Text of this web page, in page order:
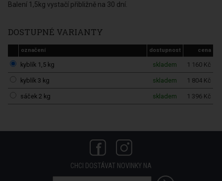
Balení 1,5kg vystačí přibližně na 30 dní.
DOSTUPNÉ VARIANTY
označení dostupnost cena
kyblík 1,5 kg skladem 1 160 Kč
kyblík 3 kg skladem 1 804 Kč
sáček 2 kg skladem 1 396 Kč
CHCI DOSTÁVAT NOVINKY NA